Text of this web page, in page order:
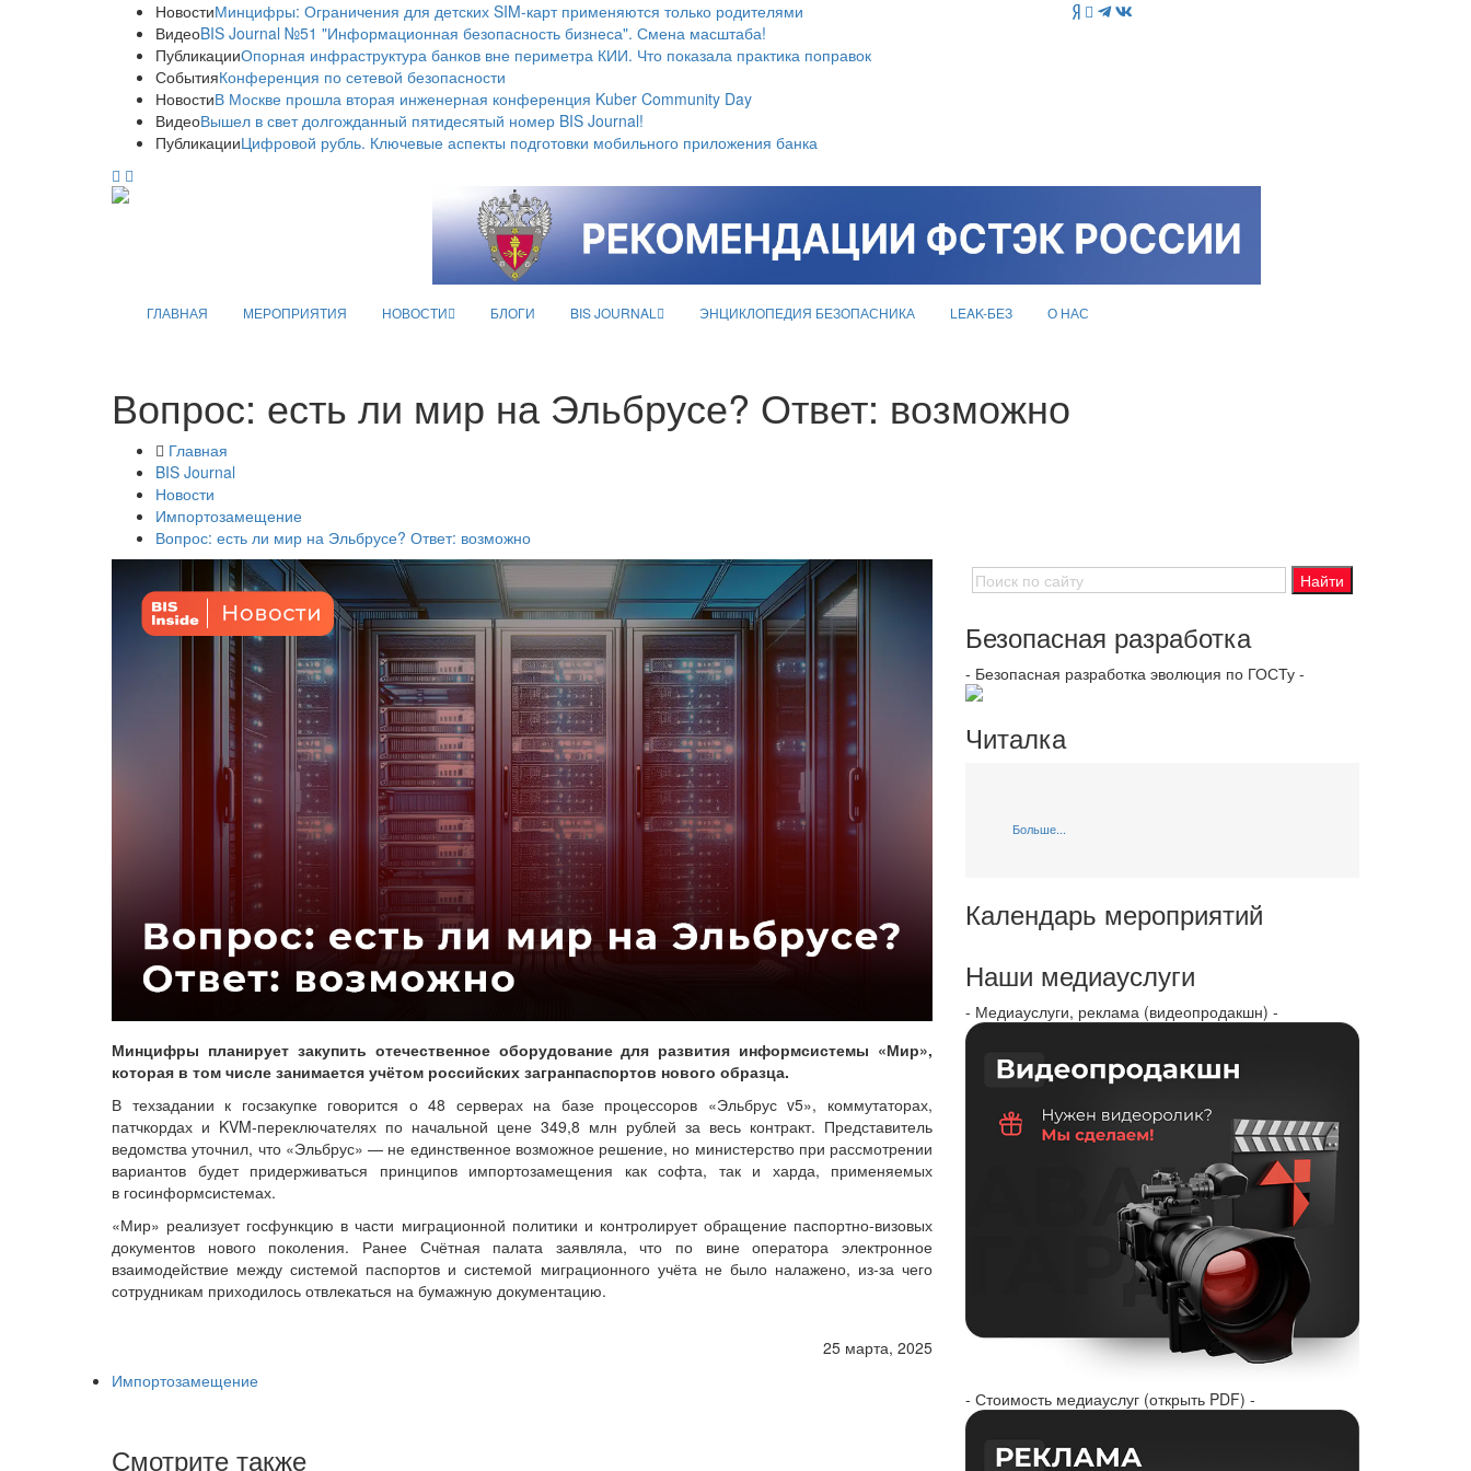
НовостиМинцифры: Ограничения для детских SIM-карт применяются только родителями
ВидеоBIS Journal №51 "Информационная безопасность бизнеса". Смена масштаба!
ПубликацииОпорная инфраструктура банков вне периметра КИИ. Что показала практика поправок
СобытияКонференция по сетевой безопасности
НовостиВ Москве прошла вторая инженерная конференция Kuber Community Day
ВидеоВышел в свет долгожданный пятидесятый номер BIS Journal!
ПубликацииЦифровой рубль. Ключевые аспекты подготовки мобильного приложения банка
ГЛАВНАЯ МЕРОПРИЯТИЯ НОВОСТИ БЛОГИ BIS JOURNAL ЭНЦИКЛОПЕДИЯ БЕЗОПАСНИКА LEAK-БЕЗ О НАС
Вопрос: есть ли мир на Эльбрусе? Ответ: возможно
Главная
BIS Journal
Новости
Импортозамещение
Вопрос: есть ли мир на Эльбрусе? Ответ: возможно
Минцифры планирует закупить отечественное оборудование для развития информсистемы «Мир»,
которая в том числе занимается учётом российских загранпаспортов нового образца.
В техзадании к госзакупке говорится о 48 серверах на базе процессоров «Эльбрус v5», коммутаторах,
патчкордах и KVM‑переключателях по начальной цене 349,8 млн рублей за весь контракт. Представитель
ведомства уточнил, что «Эльбрус» — не единственное возможное решение, но министерство при рассмотрении
вариантов будет придерживаться принципов импортозамещения как софта, так и харда, применяемых
в госинформсистемах.
«Мир» реализует госфункцию в части миграционной политики и контролирует обращение паспортно‑визовых
документов нового поколения. Ранее Счётная палата заявляла, что по вине оператора электронное
взаимодействие между системой паспортов и системой миграционного учёта не было налажено, из-за чего
сотрудникам приходилось отвлекаться на бумажную документацию.
25 марта, 2025
Импортозамещение
Смотрите также
Безопасная разработка
- Безопасная разработка эволюция по ГОСТу -
Читалка
Больше...
Календарь мероприятий
Наши медиауслуги
- Медиауслуги, реклама (видеопродакшн) -
- Стоимость медиауслуг (открыть PDF) -